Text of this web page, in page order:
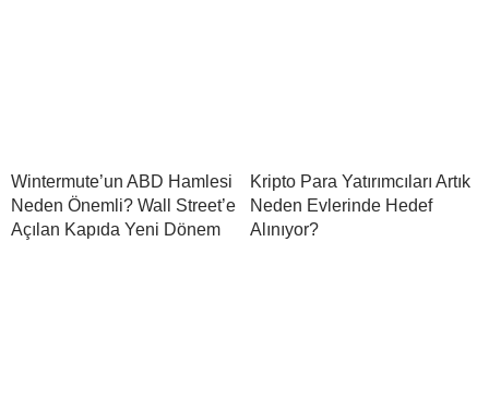
Wintermute’un ABD Hamlesi
Neden Önemli? Wall Street’e
Açılan Kapıda Yeni Dönem
Kripto Para Yatırımcıları Artık
Neden Evlerinde Hedef
Alınıyor?